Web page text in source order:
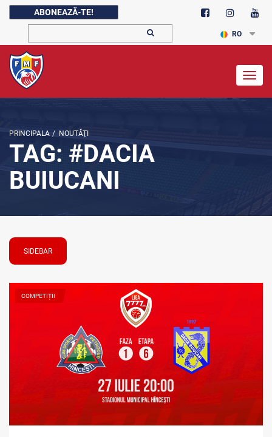
ABONEAZĂ-TE!
RO
PRINCIPALA / NOUTĂŢI
TAG: #DACIA
BUIUCANI
SIDEBAR
COMPETIȚII